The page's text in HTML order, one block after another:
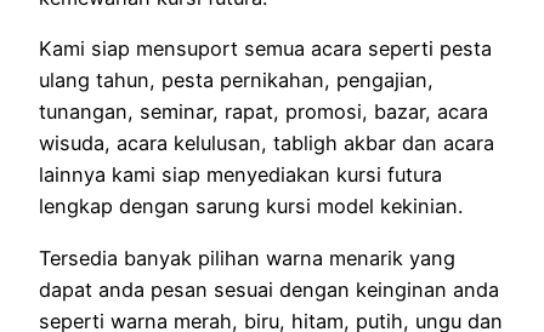
Kami siap mensuport semua acara seperti pesta
ulang tahun, pesta pernikahan, pengajian,
tunangan, seminar, rapat, promosi, bazar, acara
wisuda, acara kelulusan, tabligh akbar dan acara
lainnya kami siap menyediakan kursi futura
lengkap dengan sarung kursi model kekinian.
Tersedia banyak pilihan warna menarik yang
dapat anda pesan sesuai dengan keinginan anda
seperti warna merah, biru, hitam, putih, ungu dan